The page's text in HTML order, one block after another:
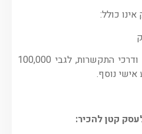
כולל:
-אוסף הכולל רק שם, מען ודרכי התקשרות, לגבי 100,000
נוסף.
קטן להכיר: